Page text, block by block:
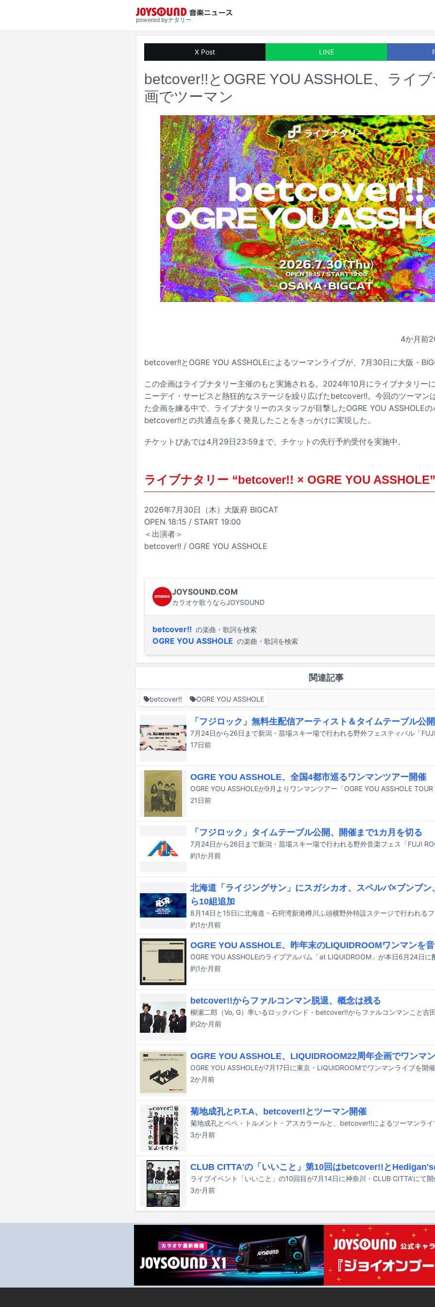
powered byナタリー
X Post LINE
betcover!!とOGRE YOU ASSHOLE、ライ
画でツーマン
4か月前
betcover!!とOGRE YOU ASSHOLEによるツーマンライブが、7月30日に大阪・
この企画はライブナタリー主催のもと実施される。2024年10月にライブナタリー
ニーデイ・サービスと熱狂的なステージを繰り広げたbetcover!!。今回のツーマン
た企画を練る中で、ライブナタリーのスタッフが目撃したOGRE YOU ASSHOLE
betcover!!との共通点を多く発見したことをきっかけに実現した。
チケットぴあでは4月29日23:59まで、チケットの先行予約受付を実施中。
ライブナタリー “betcover!! × OGRE YOU ASSHOLE”
2026年7月30日（木）大阪府 BIGCAT
OPEN 18:15 / START 19:00
＜出演者＞
betcover!! / OGRE YOU ASSHOLE
JOYSOUND.COM
カラオケ歌うならJOYSOUND
betcover!! の楽曲・歌詞を検索
OGRE YOU ASSHOLE の楽曲・歌詞を検索
関連記事
betcover!! OGRE YOU ASSHOLE
「フジロック」無料生配信アーティスト＆タイムテーブル公開
17日前
OGRE YOU ASSHOLE、全国4都市巡るワンマンツアー開催
21日前
「フジロック」タイムテーブル公開、開催まで1カ月を切る
約1か月前
北海道「ライジングサン」にスガシカオ、スペルバ×ブンブ
ら10組追加
約1か月前
OGRE YOU ASSHOLE、昨年末のLIQUIDROOMワンマンを
OGRE YOU ASSHOLEのライブアルバム「at LIQUIDROOM」が本日6月24日に
約1か月前
betcover!!からファルコンマン脱退、概念は残る
約2か月前
OGRE YOU ASSHOLE、LIQUIDROOM22周年企画でワンマ
OGRE YOU ASSHOLEが7月17日に東京・LIQUIDROOMでワンマンライブを開
2か月前
菊地成孔とP.T.A、betcover!!とツーマン開催
3か月前
CLUB CITTA'の「いいこと」第10回はbetcover!!とHedigan's
ライブイベント「いいこと」の10回目が7月14日に神奈川・CLUB CITTA'にて
3か月前